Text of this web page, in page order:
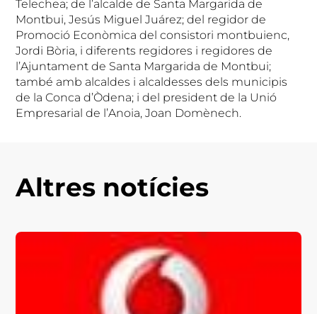
Telechea; de l’alcalde de Santa Margarida de
Montbui, Jesús Miguel Juárez; del regidor de
Promoció Econòmica del consistori montbuienc,
Jordi Bòria, i diferents regidores i regidores de
l’Ajuntament de Santa Margarida de Montbui;
també amb alcaldes i alcaldesses dels municipis
de la Conca d’Òdena; i del president de la Unió
Empresarial de l’Anoia, Joan Domènech.
Altres notícies